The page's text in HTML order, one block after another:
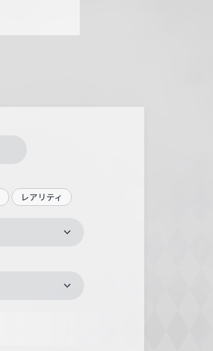
レアリティ